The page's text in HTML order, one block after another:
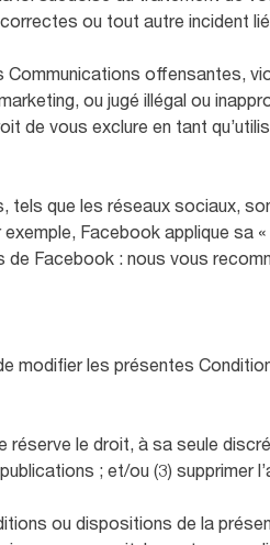
ou tout autre incident
Communications offensantes,
ou jugé illégal ou
de vous exclure en tant
tels que les réseaux sociaux,
exemple, Facebook applique
Facebook : nous vous
modifier les présentes
réserve le droit, à sa seule
; et/ou (3)
ou dispositions de la